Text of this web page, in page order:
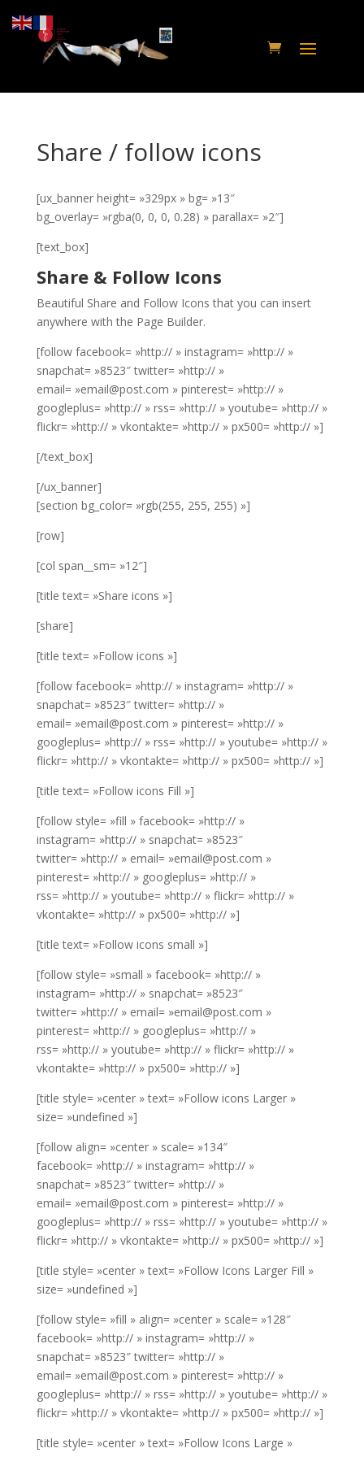
Share / follow icons
[ux_banner height= »329px » bg= »13″
bg_overlay= »rgba(0, 0, 0, 0.28) » parallax= »2″]
[text_box]
Share & Follow Icons
Beautiful Share and Follow Icons that you can insert
anywhere with the Page Builder.
[follow facebook= »http:// » instagram= »http:// »
snapchat= »8523″ twitter= »http:// »
email= »email@post.com » pinterest= »http:// »
googleplus= »http:// » rss= »http:// » youtube= »http:// »
flickr= »http:// » vkontakte= »http:// » px500= »http:// »]
[/text_box]
[/ux_banner]
[section bg_color= »rgb(255, 255, 255) »]
[row]
[col span__sm= »12″]
[title text= »Share icons »]
[share]
[title text= »Follow icons »]
[follow facebook= »http:// » instagram= »http:// »
snapchat= »8523″ twitter= »http:// »
email= »email@post.com » pinterest= »http:// »
googleplus= »http:// » rss= »http:// » youtube= »http:// »
flickr= »http:// » vkontakte= »http:// » px500= »http:// »]
[title text= »Follow icons Fill »]
[follow style= »fill » facebook= »http:// »
instagram= »http:// » snapchat= »8523″
twitter= »http:// » email= »email@post.com »
pinterest= »http:// » googleplus= »http:// »
rss= »http:// » youtube= »http:// » flickr= »http:// »
vkontakte= »http:// » px500= »http:// »]
[title text= »Follow icons small »]
[follow style= »small » facebook= »http:// »
instagram= »http:// » snapchat= »8523″
twitter= »http:// » email= »email@post.com »
pinterest= »http:// » googleplus= »http:// »
rss= »http:// » youtube= »http:// » flickr= »http:// »
vkontakte= »http:// » px500= »http:// »]
[title style= »center » text= »Follow icons Larger »
size= »undefined »]
[follow align= »center » scale= »134″
facebook= »http:// » instagram= »http:// »
snapchat= »8523″ twitter= »http:// »
email= »email@post.com » pinterest= »http:// »
googleplus= »http:// » rss= »http:// » youtube= »http:// »
flickr= »http:// » vkontakte= »http:// » px500= »http:// »]
[title style= »center » text= »Follow Icons Larger Fill »
size= »undefined »]
[follow style= »fill » align= »center » scale= »128″
facebook= »http:// » instagram= »http:// »
snapchat= »8523″ twitter= »http:// »
email= »email@post.com » pinterest= »http:// »
googleplus= »http:// » rss= »http:// » youtube= »http:// »
flickr= »http:// » vkontakte= »http:// » px500= »http:// »]
[title style= »center » text= »Follow Icons Large »